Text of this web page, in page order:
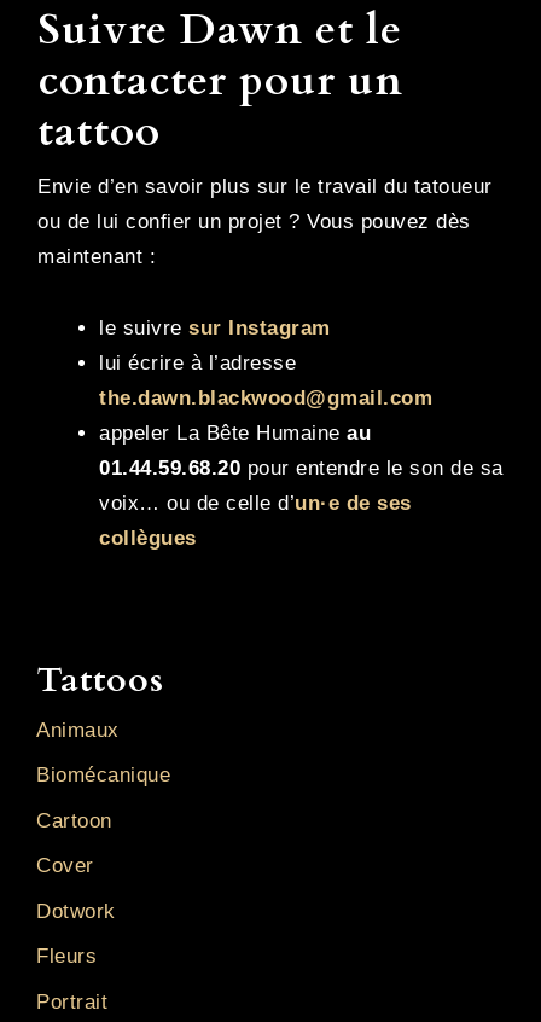
Suivre Dawn et le
contacter pour un
tattoo
Envie d’en savoir plus sur le travail du tatoueur
ou de lui confier un projet ? Vous pouvez dès
maintenant :
le suivre sur Instagram
lui écrire à l’adresse
the.dawn.blackwood@gmail.com
appeler La Bête Humaine au
01.44.59.68.20 pour entendre le son de sa
voix… ou de celle d’un·e de ses
collègues
Tattoos
Animaux
Biomécanique
Cartoon
Cover
Dotwork
Fleurs
Portrait